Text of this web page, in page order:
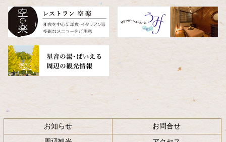
る
お知らせ お問合せ